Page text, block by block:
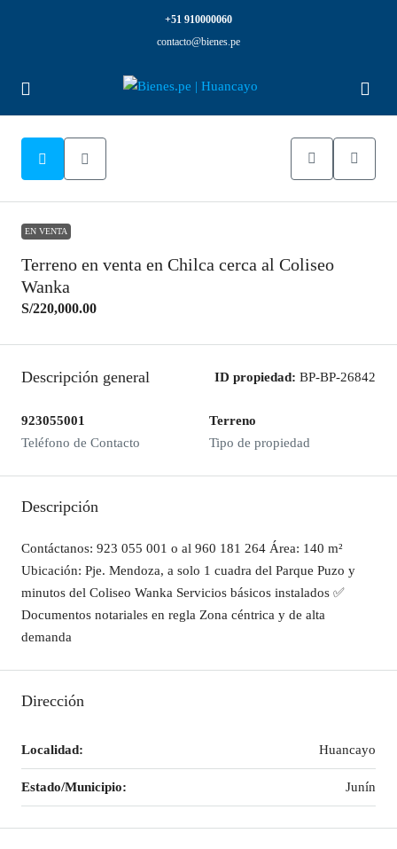
+51 910000060
contacto@bienes.pe
EN VENTA
Terreno en venta en Chilca cerca al Coliseo
Wanka
S/220,000.00
Descripción general ID propiedad: BP-BP-26842
923055001
Teléfono de Contacto
Terreno
Tipo de propiedad
Descripción
Contáctanos: 923 055 001 o al 960 181 264 Área: 140 m²
Ubicación: Pje. Mendoza, a solo 1 cuadra del Parque Puzo y
minutos del Coliseo Wanka Servicios básicos instalados ✅
Documentos notariales en regla Zona céntrica y de alta
demanda
Dirección
Localidad: Huancayo
Estado/Municipio: Junín